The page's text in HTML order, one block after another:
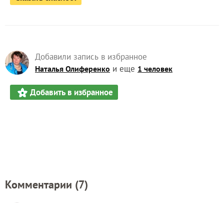
Добавили запись в избранное
Наталья Олиференко и еще 1 человек
Добавить в избранное
Комментарии (7)